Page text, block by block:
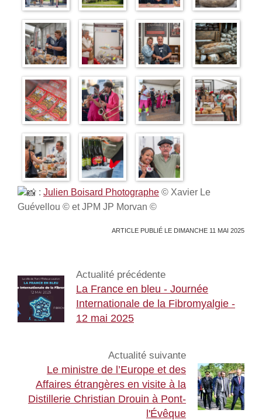
: Julien Boisard Photographe © Xavier Le
Guévellou © et JPM JP Morvan ©
ARTICLE PUBLIÉ LE DIMANCHE 11 MAI 2025
Actualité précédente
La France en bleu - Journée
Internationale de la Fibromyalgie -
12 mai 2025
Actualité suivante
Le ministre de l’Europe et des
Affaires étrangères en visite à la
Distillerie Christian Drouin à Pont-
l'Évêque